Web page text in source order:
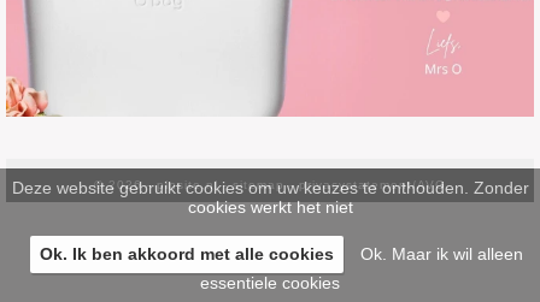
© 2026 -pinsite.nl-sitemap-privacystatement/AVG
Deze website gebruikt cookies om uw keuzes te onthouden. Zonder
cookies werkt het niet
Ok. Ik ben akkoord met alle cookies
Ok. Maar ik wil alleen
essentiele cookies